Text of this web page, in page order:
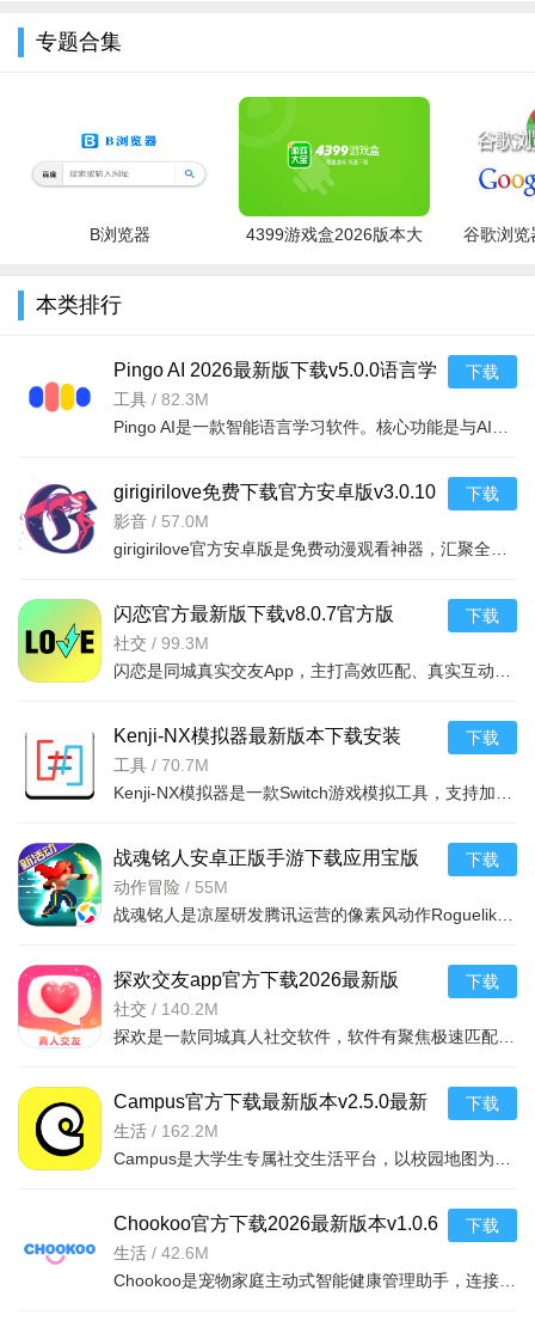
小编推荐同类软件
：沉浸式恋爱养成，剧情丰富
偶像梦幻祭2 ：音乐节奏与偶像培养结合
光与夜之恋：高颜值互动，恋爱体验佳
：中华美食拟人，养成收藏
：古风女性向，国风养成
专题合集
B浏览器
4399游戏盒2026版本大
谷歌浏览
本类排行
Pingo AI 2026最新版下载v5.0.0语言学
习软件
工具 / 82.3M
下载
girigirilove免费下载官方安卓版v3.0.10
官方安卓版
影音 / 57.0M
下载
闪恋官方最新版下载v8.0.7官方版
社交 / 99.3M
下载
Kenji-NX模拟器最新版本下载安装
v2.0.5安卓版
工具 / 70.7M
下载
战魂铭人安卓正版手游下载应用宝版
v3.3.1最新版
动作冒险 / 55M
下载
探欢交友app官方下载2026最新版
v2.0.6安卓版
社交 / 140.2M
下载
Campus官方下载最新版本v2.5.0最新
版
生活 / 162.2M
下载
Chookoo官方下载2026最新版本v1.0.6
手机版
生活 / 42.6M
下载